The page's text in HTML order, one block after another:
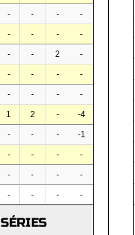
- - - -
- - - -
- - 2 -
- - - -
- - - -
1 2 - -4
- - - -1
- - - -
- - - -
- - - -
SÉRIES